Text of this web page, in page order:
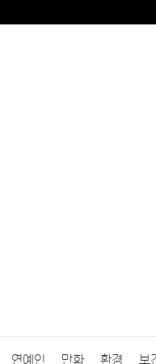
연예인 만화 환경 보